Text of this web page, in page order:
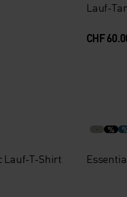
Lauf-
CHF
Lauf-T-Shirt
%